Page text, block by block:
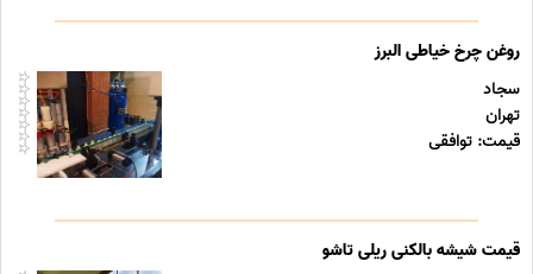
روغن چرخ خیاطی البرز
سجاد
تهران
قیمت: توافقی
قیمت شیشه بالکنی ریلی تاشو